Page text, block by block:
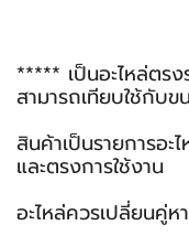
***** เป็นอะไหล่ตร
สามารถเทียบใช้กับข
สินค้าเป็นรายการอ
และตรงการใช้งาน
อะไหล่ควรเปลี่ยนคู่ห